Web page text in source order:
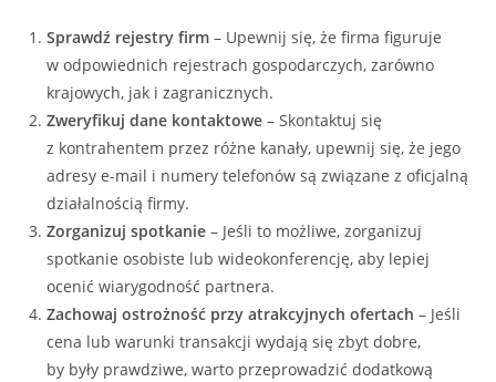
Sprawdź rejestry firm – Upewnij się, że firma figuruje
w odpowiednich rejestrach gospodarczych, zarówno
krajowych, jak i zagranicznych.
Zweryfikuj dane kontaktowe – Skontaktuj się
z kontrahentem przez różne kanały, upewnij się, że jego
adresy e-mail i numery telefonów są związane z oficjalną
działalnością firmy.
Zorganizuj spotkanie – Jeśli to możliwe, zorganizuj
spotkanie osobiste lub wideokonferencję, aby lepiej
ocenić wiarygodność partnera.
Zachowaj ostrożność przy atrakcyjnych ofertach – Jeśli
cena lub warunki transakcji wydają się zbyt dobre,
by były prawdziwe, warto przeprowadzić dodatkową